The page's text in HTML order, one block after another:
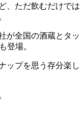
、ただ飲むだけでは
が全国の酒蔵とタッ
登場。
ップを思う存分楽し